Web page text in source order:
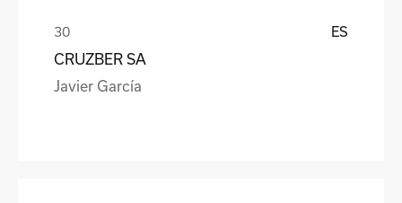
ES
CRUZBER SA
Javier García